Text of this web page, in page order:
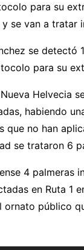
para su
se van a tratar
se detectó
para su
Helvecia
habiendo
que no han
se trataron 6
4 palmeras
en Ruta 1
ornato público